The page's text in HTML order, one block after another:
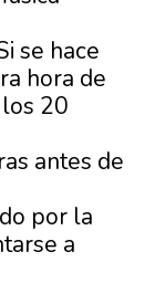
se hace
hora de
20
antes de
por la
a